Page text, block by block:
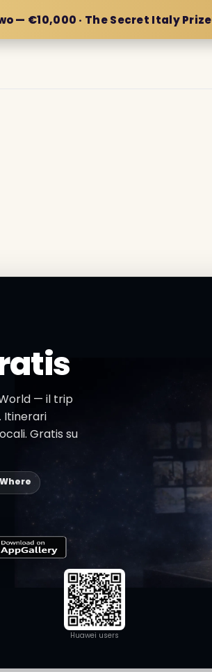
— €10,000 · The Secret Italy Prize
— il trip
Itinerari
Gratis su
Huawei users